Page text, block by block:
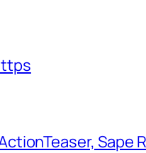
Sape